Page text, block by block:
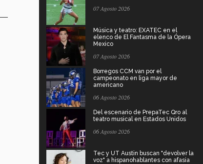
07 Agosto 2026
Música y teatro: EXATEC en el
elenco de El Fantasma de la Ópera
Mexico
07 Agosto 2026
Borregos CCM van por el
campeonato en liga mayor de
americano
06 Agosto 2026
Del escenario de PrepaTec Qro al
teatro musical en Estados Unidos
06 Agosto 2026
Tec y UT Austin buscan "devolver la
voz" a hispanohablantes con afasia